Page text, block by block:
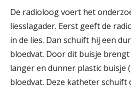
De radioloog voert het
liesslagader. Eerst geeft de
in de lies. Dan schuift hij een
bloedvat. Door dit buisje
langer en dunner plastic buisje
bloedvat. Deze katheter schuift